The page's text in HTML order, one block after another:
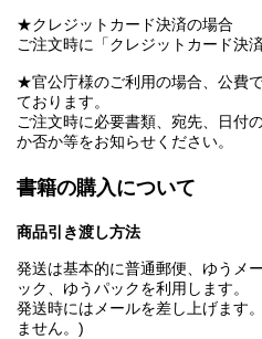
★クレジットカード決済の場合
ご注文時に「クレジットカード決
★官公庁様のご利用の場合、公費
ております。
ご注文時に必要書類、宛先、日付
か否か等をお知らせください。
書籍の購入について
商品引き渡し方法
発送は基本的に普通郵便、ゆうメ
ック、ゆうパックを利用します。
発送時にはメールを差し上げます
ません。)